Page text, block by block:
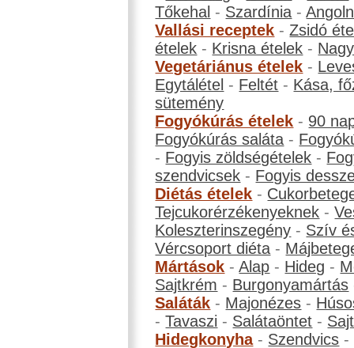
Tőkehal - Szardínia -
Vallási receptek -Zsidó
ételek - Krisna ételek -
Vegetáriánus ételek -
Egytálétel - Feltét - Kása,
sütemény
Fogyókúrás ételek - 90
Fogyókúrás saláta -
- Fogyis zöldségételek -
szendvicsek - Fogyis
Diétás ételek -
Tejcukorérzékenyeknek -
Koleszterinszegény - Szív
Vércsoport diéta -
Mártások -Alap - Hideg -
Sajtkrém - Burgonyamártás
Saláták - Majonézes -
-Tavaszi - Salátaöntet -
Hidegkonyha- Szendvics -